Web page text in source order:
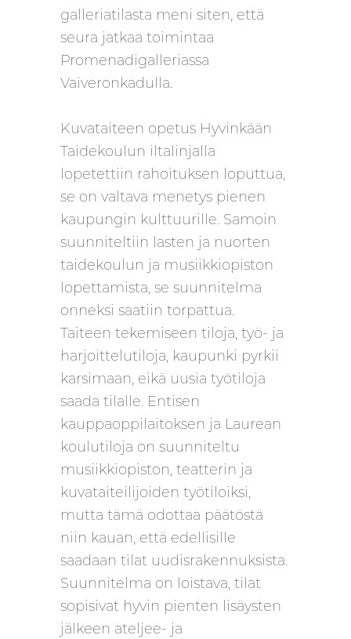
galleriatilasta meni siten, että
seura jatkaa toimintaa
Promenadigalleriassa
Vaiveronkadulla.
Kuvataiteen opetus Hyvinkään
Taidekoulun iltalinjalla
lopetettiin rahoituksen loputtua,
se on valtava menetys pienen
kaupungin kulttuurille. Samoin
suunniteltiin lasten ja nuorten
taidekoulun ja musiikkiopiston
lopettamista, se suunnitelma
onneksi saatiin torpattua.
Taiteen tekemiseen tiloja, työ- ja
harjoittelutiloja, kaupunki pyrkii
karsimaan, eikä uusia työtiloja
saada tilalle. Entisen
kauppaoppilaitoksen ja Laurean
koulutiloja on suunniteltu
musiikkiopiston, teatterin ja
kuvataiteilijoiden työtiloiksi,
mutta tämä odottaa päätöstä
niin kauan, että edellisille
saadaan tilat uudisrakennuksista.
Suunnitelma on loistava, tilat
sopisivat hyvin pienten lisäysten
jälkeen ateljee- ja